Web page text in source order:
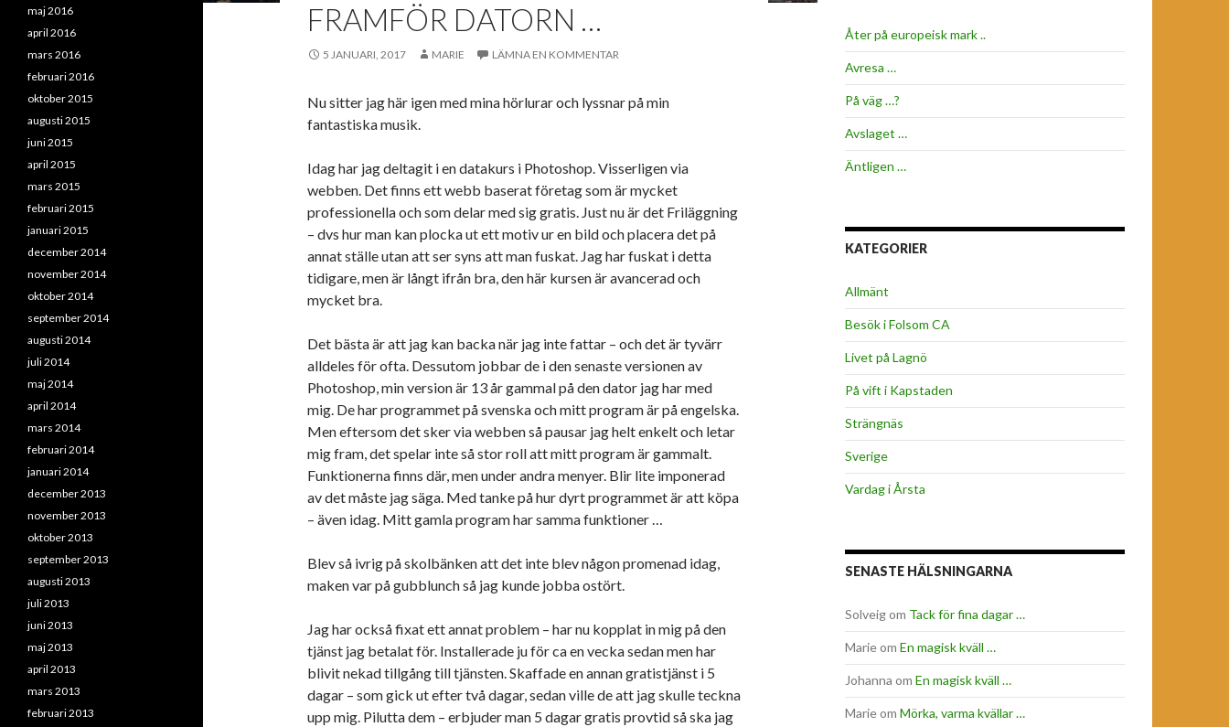
FRAMFÖR DATORN …
5 JANUARI, 2017 MARIE LÄMNA EN KOMMENTAR
Nu sitter jag här igen med mina hörlurar och lyssnar på min
fantastiska musik.
Idag har jag deltagit i en datakurs i Photoshop. Visserligen via
webben. Det finns ett webb baserat företag som är mycket
professionella och som delar med sig gratis. Just nu är det Friläggning
– dvs hur man kan plocka ut ett motiv ur en bild och placera det på
annat ställe utan att ser syns att man fuskat. Jag har fuskat i detta
tidigare, men är långt ifrån bra, den här kursen är avancerad och
mycket bra.
Det bästa är att jag kan backa när jag inte fattar – och det är tyvärr
alldeles för ofta. Dessutom jobbar de i den senaste versionen av
Photoshop, min version är 13 år gammal på den dator jag har med
mig. De har programmet på svenska och mitt program är på engelska.
Men eftersom det sker via webben så pausar jag helt enkelt och letar
mig fram, det spelar inte så stor roll att mitt program är gammalt.
Funktionerna finns där, men under andra menyer. Blir lite imponerad
av det måste jag säga. Med tanke på hur dyrt programmet är att köpa
– även idag. Mitt gamla program har samma funktioner …
Blev så ivrig på skolbänken att det inte blev någon promenad idag,
maken var på gubblunch så jag kunde jobba ostört.
Jag har också fixat ett annat problem – har nu kopplat in mig på den
tjänst jag betalat för. Installerade ju för ca en vecka sedan men har
blivit nekad tillgång till tjänsten. Skaffade en annan gratistjänst i 5
dagar – som gick ut efter två dagar, sedan ville de att jag skulle teckna
upp mig. Pilutta dem – erbjuder man 5 dagar gratis provtid så ska jag
Åter på europeisk mark ..
Avresa …
På väg …?
Avslaget …
Äntligen …
KATEGORIER
Allmänt
Besök i Folsom CA
Livet på Lagnö
På vift i Kapstaden
Strängnäs
Sverige
Vardag i Årsta
SENASTE HÄLSNINGARNA
Solveigom Tack för fina dagar …
Marieom En magisk kväll …
Johanna om En magisk kväll …
Marieom Mörka, varma kvällar …
maj 2016
april 2016
mars 2016
februari 2016
oktober 2015
augusti 2015
juni 2015
april 2015
mars 2015
februari 2015
januari 2015
december 2014
november 2014
oktober 2014
september 2014
augusti 2014
juli 2014
maj 2014
april 2014
mars 2014
februari 2014
januari 2014
december 2013
november 2013
oktober 2013
september 2013
augusti 2013
juli 2013
juni 2013
maj 2013
april 2013
mars 2013
februari 2013